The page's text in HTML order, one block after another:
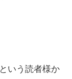
という読者様か